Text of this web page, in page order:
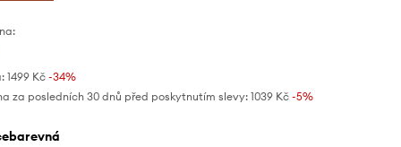
1499 Kč-34%
za posledních 30 dnů před poskytnutím slevy: 1039 Kč -5%